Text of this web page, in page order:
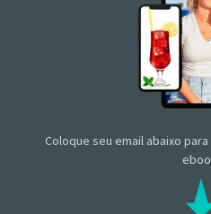
Coloque seu email abaixo